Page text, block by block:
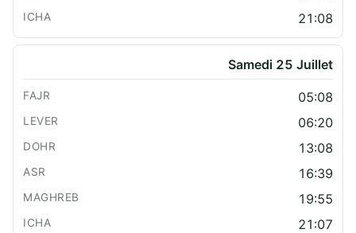
21:08
Samedi 25 Juillet
05:08
06:20
13:08
16:39
19:55
21:07